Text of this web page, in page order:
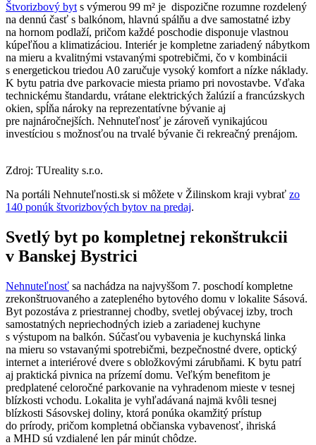
Štvorizbový byt s výmerou 99 m² je dispozične rozumne rozdelený
na dennú časť s balkónom, hlavnú spálňu a dve samostatné izby
na hornom podlaží, pričom každé poschodie disponuje vlastnou
kúpeľňou a klimatizáciou. Interiér je kompletne zariadený nábytkom
na mieru a kvalitnými vstavanými spotrebičmi, čo v kombinácii
s energetickou triedou A0 zaručuje vysoký komfort a nízke náklady.
K bytu patria dve parkovacie miesta priamo pri novostavbe. Vďaka
technickému štandardu, vrátane elektrických žalúzií a francúzskych
okien, spĺňa nároky na reprezentatívne bývanie aj
pre najnáročnejších. Nehnuteľnosť je zároveň vynikajúcou
investíciou s možnosťou na trvalé bývanie či rekreačný prenájom.
Zdroj: TUreality s.r.o.
Na portáli Nehnuteľnosti.sk si môžete v Žilinskom kraji vybrať zo
140 ponúk štvorizbových bytov na predaj.
Svetlý byt po kompletnej rekonštrukcii
v Banskej Bystrici
Nehnuteľnosť sa nachádza na najvyššom 7. poschodí kompletne
zrekonštruovaného a zatepleného bytového domu v lokalite Sásová.
Byt pozostáva z priestrannej chodby, svetlej obývacej izby, troch
samostatných nepriechodných izieb a zariadenej kuchyne
s výstupom na balkón. Súčasťou vybavenia je kuchynská linka
na mieru so vstavanými spotrebičmi, bezpečnostné dvere, optický
internet a interiérové dvere s obložkovými zárubňami. K bytu patrí
aj praktická pivnica na prízemí domu. Veľkým benefitom je
predplatené celoročné parkovanie na vyhradenom mieste v tesnej
blízkosti vchodu. Lokalita je vyhľadávaná najmä kvôli tesnej
blízkosti Sásovskej doliny, ktorá ponúka okamžitý prístup
do prírody, pričom kompletná občianska vybavenosť, ihriská
a MHD sú vzdialené len pár minút chôdze.